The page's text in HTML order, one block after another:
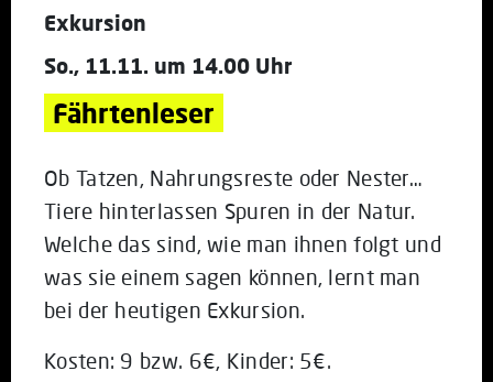
Exkursion
So., 11.11. um 14.00 Uhr
Fährtenleser
Ob Tatzen, Nahrungsreste oder Nester…
Tiere hinterlassen Spuren in der Natur.
Welche das sind, wie man ihnen folgt und
was sie einem sagen können, lernt man
bei der heutigen Exkursion.
Kosten: 9 bzw. 6€, Kinder: 5€.